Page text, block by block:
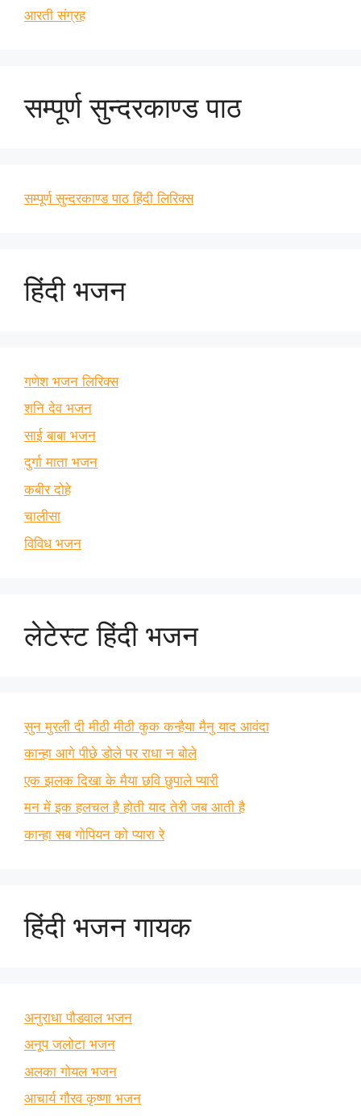
आरती संग्रह
सम्पूर्ण सुन्दरकाण्ड पाठ
सम्पूर्ण सुन्दरकाण्ड पाठ हिंदी लिरिक्स
हिंदी भजन
गणेश भजन लिरिक्स
शनि देव भजन
साई बाबा भजन
दुर्गा माता भजन
कबीर दोहे
चालीसा
विविध भजन
लेटेस्ट हिंदी भजन
सुन मुरली दी मीठी मीठी कुक कन्हैया मैनु याद आवंदा
कान्हा आगे पीछे डोले पर राधा न बोले
एक झलक दिखा के मैया छवि छुपाले प्यारी
मन में इक हलचल है होती याद तेरी जब आती है
कान्हा सब गोपियन को प्यारा रे
हिंदी भजन गायक
अनुराधा पौडवाल भजन
अनूप जलोटा भजन
अलका गोयल भजन
आचार्य गौरव कृष्णा भजन